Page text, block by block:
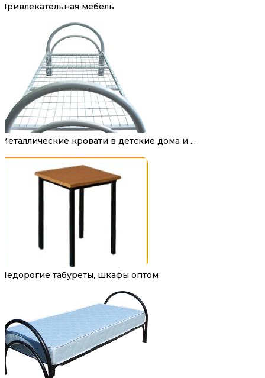
Привлекательная мебель
Металлические кровати в детские дома и ...
Недорогие табуреты, шкафы оптом